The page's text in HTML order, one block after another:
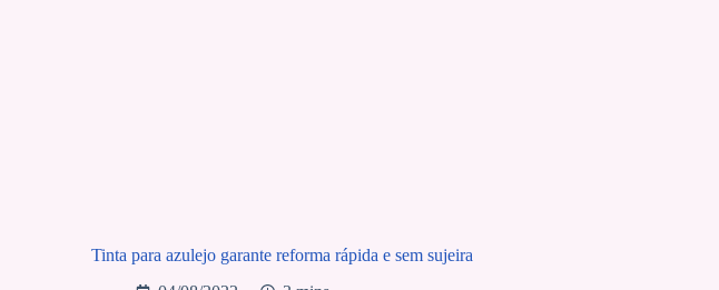
Tinta para azulejo garante reforma rápida e sem sujeira